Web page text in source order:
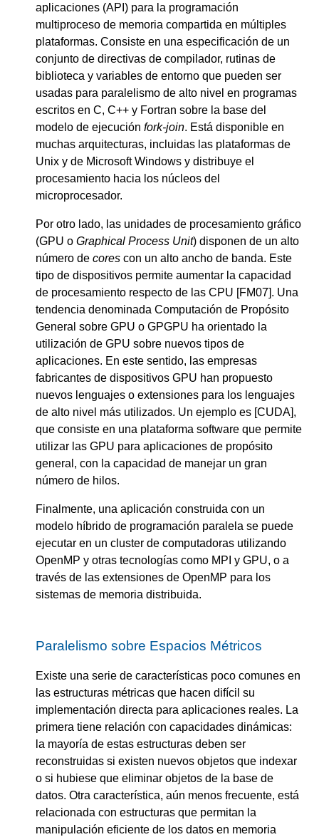
aplicaciones (API) para la programación
multiproceso de memoria compartida en múltiples
plataformas. Consiste en una especificación de un
conjunto de directivas de compilador, rutinas de
biblioteca y variables de entorno que pueden ser
usadas para paralelismo de alto nivel en programas
escritos en C, C++ y Fortran sobre la base del
modelo de ejecución fork-join. Está disponible en
muchas arquitecturas, incluidas las plataformas de
Unix y de Microsoft Windows y distribuye el
procesamiento hacia los núcleos del
microprocesador.
Por otro lado, las unidades de procesamiento gráfico
(GPU o Graphical Process Unit) disponen de un alto
número de cores con un alto ancho de banda. Este
tipo de dispositivos permite aumentar la capacidad
de procesamiento respecto de las CPU [FM07]. Una
tendencia denominada Computación de Propósito
General sobre GPU o GPGPU ha orientado la
utilización de GPU sobre nuevos tipos de
aplicaciones. En este sentido, las empresas
fabricantes de dispositivos GPU han propuesto
nuevos lenguajes o extensiones para los lenguajes
de alto nivel más utilizados. Un ejemplo es [CUDA],
que consiste en una plataforma software que permite
utilizar las GPU para aplicaciones de propósito
general, con la capacidad de manejar un gran
número de hilos.
Finalmente, una aplicación construida con un
modelo híbrido de programación paralela se puede
ejecutar en un cluster de computadoras utilizando
OpenMP y otras tecnologías como MPI y GPU, o a
través de las extensiones de OpenMP para los
sistemas de memoria distribuida.
Paralelismo sobre Espacios Métricos
Existe una serie de características poco comunes en
las estructuras métricas que hacen difícil su
implementación directa para aplicaciones reales. La
primera tiene relación con capacidades dinámicas:
la mayoría de estas estructuras deben ser
reconstruidas si existen nuevos objetos que indexar
o si hubiese que eliminar objetos de la base de
datos. Otra característica, aún menos frecuente, está
relacionada con estructuras que permitan la
manipulación eficiente de los datos en memoria